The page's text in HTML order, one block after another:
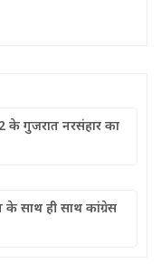
के गुजरात नरसंहार का
साथ ही साथ कांग्रेस